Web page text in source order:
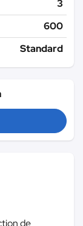
3
600
Standard
de